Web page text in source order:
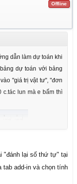
Offline
dẫn làm dự toán khi
dự toán với bảng
"giá trị vật tư", "đơn
c.tác lun mà e bấm thì
"đánh lại số thứ tự" tại
tab add-in và chọn tính